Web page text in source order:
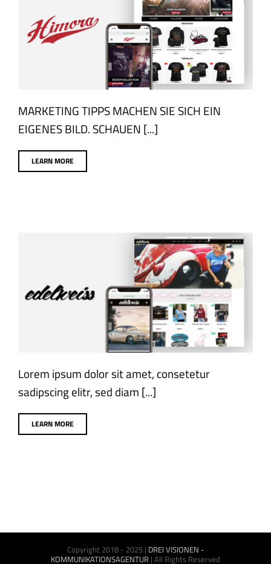
HIMORA MOTORS
Corporate Design eCommerce Produktfotos Webdesign
MARKETING TIPPS MACHEN SIE SICH EIN
EIGENES BILD. SCHAUEN [...]
LEARN MORE
EDELWEISS CUSTOMS
eCommerce Webdesign
Lorem ipsum dolor sit amet, consetetur
sadipscing elitr, sed diam [...]
LEARN MORE
Copyright 2018 - 2025 | DREI VISIONEN -
KOMMUNIKATIONSAGENTUR | All Rights Reserved